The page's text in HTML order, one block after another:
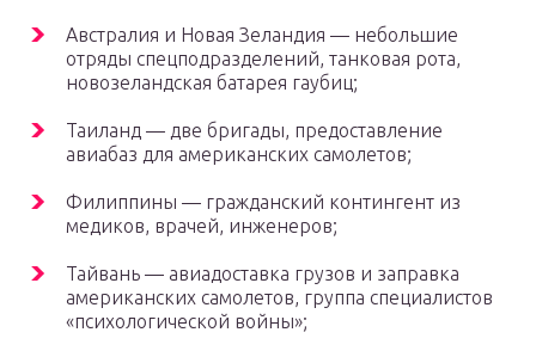
Австралия и Новая Зеландия — небольшие
отряды спецподразделений, танковая рота,
новозеландская батарея гаубиц;
Таиланд — две бригады, предоставление
авиабаз для американских самолетов;
Филиппины — гражданский контингент из
медиков, врачей, инженеров;
Тайвань — авиадоставка грузов и заправка
американских самолетов, группа специалистов
«психологической войны»;